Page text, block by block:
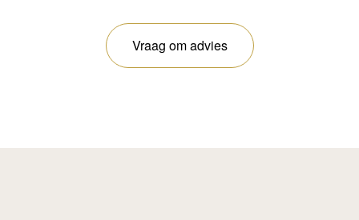
Vraag om advies